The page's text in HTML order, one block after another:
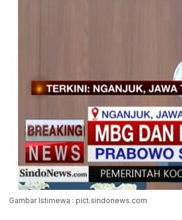
Gambar Istimewa : pict.sindonews.com